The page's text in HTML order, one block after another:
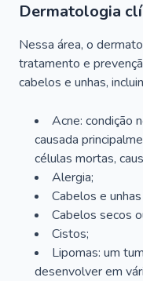
Dermatologia
Nessa área, o
tratamento e
cabelos e unhas,
Acne: condição
causada
células mortas,
Alergia;
Cabelos e
Cabelos secos
Cistos;
Lipomas: um
desenvolver em